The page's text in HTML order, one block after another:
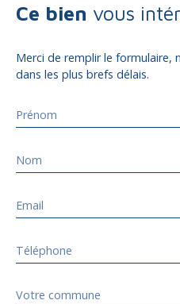
Ce bien vous
Merci de remplir le formulaire,
dans les plus brefs délais.
Prénom
Nom
Email
Téléphone
Votre commune